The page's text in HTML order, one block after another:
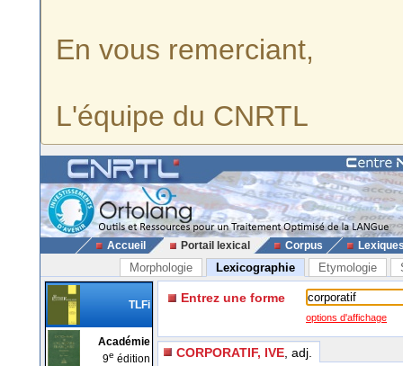
En vous remerciant,
L'équipe du CNRTL
Accueil Portail lexical Corpus
Morphologie Lexicographie Etymologie
TLFi
Académie
9e édition
Entrez une forme
options d'affichage
CORPORATIF, IVE , adj.